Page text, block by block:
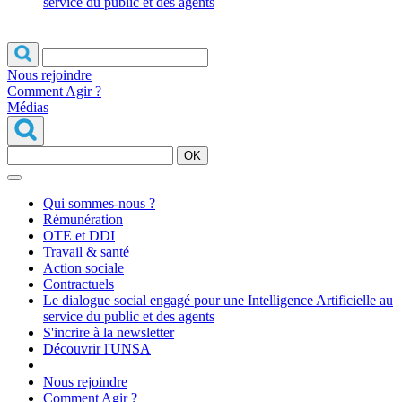
Nous rejoindre
Comment Agir ?
Médias
OK
Qui sommes-nous ?
Rémunération
OTE et DDI
Travail & santé
Action sociale
Contractuels
Le dialogue social engagé pour une Intelligence Artificielle au
service du public et des agents
S'incrire à la newsletter
Découvrir l'UNSA
Nous rejoindre
Comment Agir ?